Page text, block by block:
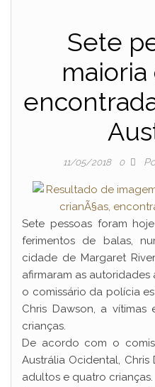
Sete
maioria
11/05/2018 0
Sete pessoas foram
ferimentos de balas,
cidade de Margaret
afirmaram as
o comissário da polícia
Chris Dawson, a
crianças.
De acordo com o
Austrália Ocidental, Chris
adultos e quatro crianças.